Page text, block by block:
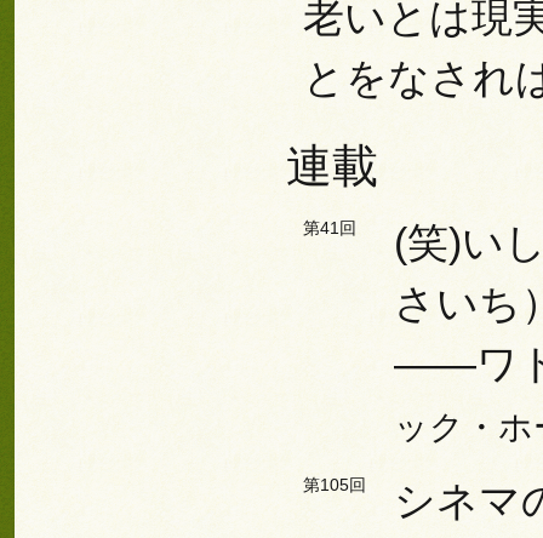
老いとは現
とをなされ
連載
第41回
(笑)い
さいち
――ワ
ック・
第105回
シネマ